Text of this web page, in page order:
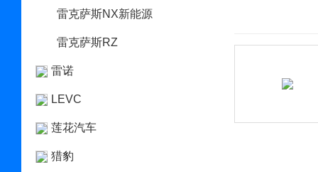
雷克萨斯NX新能源
雷克萨斯RZ
雷诺
LEVC
莲花汽车
猎豹